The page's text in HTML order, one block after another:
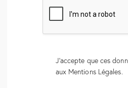
J'accepte que ces
aux Mentions Légales.